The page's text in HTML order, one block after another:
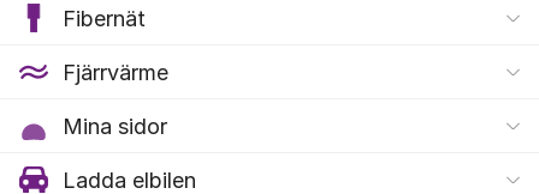
Fibernät
Fjärrvärme
Mina sidor
Ladda elbilen